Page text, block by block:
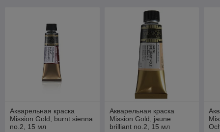
Акварельная краска
Mission Gold, burnt sienna
no.2, 15 мл
Акварельная краска
Mission Gold, jaune
brilliant no.2, 15 мл